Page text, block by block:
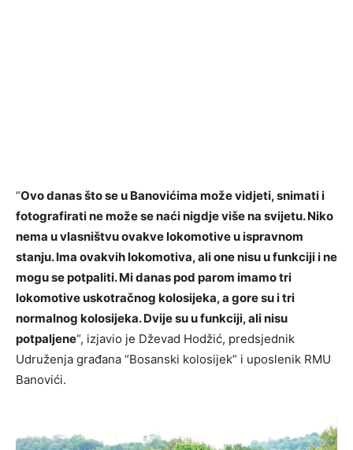
“Ovo danas što se u Banovićima može vidjeti, snimati i
fotografirati ne može se naći nigdje više na svijetu. Niko
nema u vlasništvu ovakve lokomotive u ispravnom
stanju. Ima ovakvih lokomotiva, ali one nisu u funkciji i ne
mogu se potpaliti. Mi danas pod parom imamo tri
lokomotive uskotračnog kolosijeka, a gore su i tri
normalnog kolosijeka. Dvije su u funkciji, ali nisu
potpaljene“, izjavio je Dževad Hodžić, predsjednik
Udruženja građana “Bosanski kolosijek” i uposlenik RMU
Banovići.